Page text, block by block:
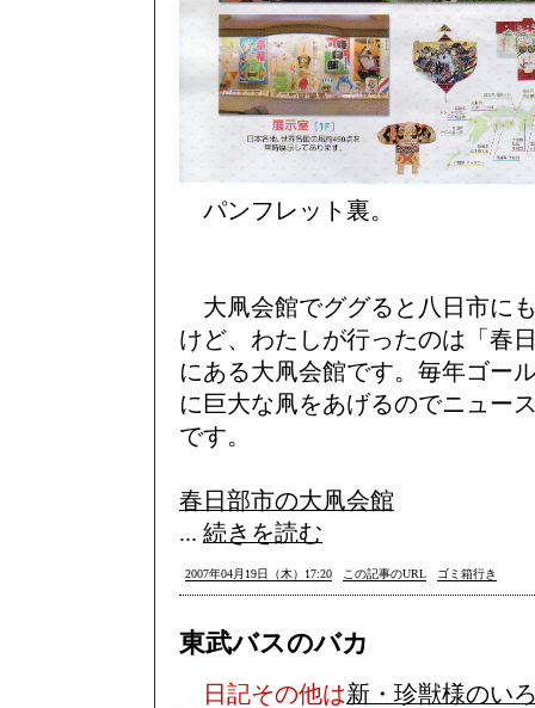
パンフレット裏。
大凧会館でググると八日市に
けど、わたしが行ったのは「春
にある大凧会館です。毎年ゴー
に巨大な凧をあげるのでニュー
です。
春日部市の大凧会館
... 続きを読む
2007年04月19日（木）17:20 この記事のURL ゴミ箱行き
東武バスのバカ
日記その他は新・珍獣様のい